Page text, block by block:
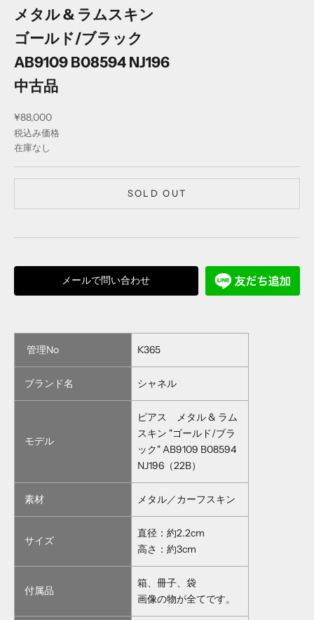
メタル & ラムスキン
ゴールド/ブラック
AB9109 B08594 NJ196
中古品
セール価格
¥88,000
税込み価格
在庫なし
SOLD OUT
メールで問い合わせ
管理No K365
ブランド名 シャネル
モデル
ピアス メタル & ラム
スキン "ゴールド/ブラ
ック" AB9109 B08594
NJ196（22B）
素材 メタル／カーフスキン
サイズ
直径：約2.2cm
高さ：約3cm
付属品
箱、冊子、袋
画像の物が全てです。